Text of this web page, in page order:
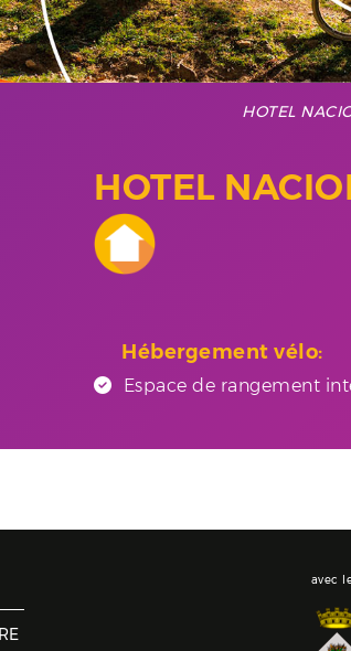
HOTEL
HOTEL
Hébergement vélo:
Espace de rangement
avec